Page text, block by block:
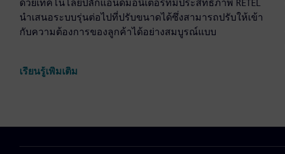
ด้วยเทคโนโลยีปลั๊กแอนด์มอนิเตอร์ที่มีประสิทธิภาพ RETEL
นำเสนอระบบรุ่นต่อไปที่ปรับขนาดได้ซึ่งสามารถปรับให้เข้า
กับความต้องการของลูกค้าได้อย่างสมบูรณ์แบบ
เรียนรู้เพิ่มเติม